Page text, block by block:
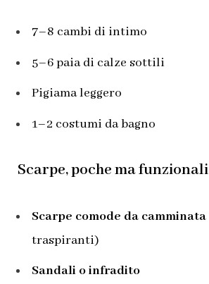
7–8 cambi di intimo
5–6 paia di calze sottili
Pigiama leggero
1–2 costumi da bagno
Scarpe, poche ma funzionali
Scarpe comode da camminata
traspiranti)
Sandali o infradito